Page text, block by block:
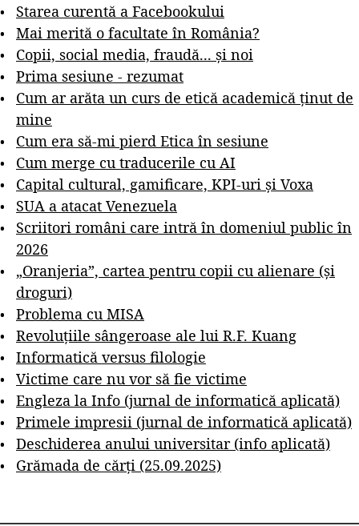
Starea curentă a Facebookului
Mai merită o facultate în România?
Copii, social media, fraudă... și noi
Prima sesiune - rezumat
Cum ar arăta un curs de etică academică ținut de
mine
Cum era să-mi pierd Etica în sesiune
Cum merge cu traducerile cu AI
Capital cultural, gamificare, KPI-uri și Voxa
SUA a atacat Venezuela
Scriitori români care intră în domeniul public în
2026
„Oranjeria”, cartea pentru copii cu alienare (și
droguri)
Problema cu MISA
Revoluțiile sângeroase ale lui R.F. Kuang
Informatică versus filologie
Victime care nu vor să fie victime
Engleza la Info (jurnal de informatică aplicată)
Primele impresii (jurnal de informatică aplicată)
Deschiderea anului universitar (info aplicată)
Grămada de cărți (25.09.2025)